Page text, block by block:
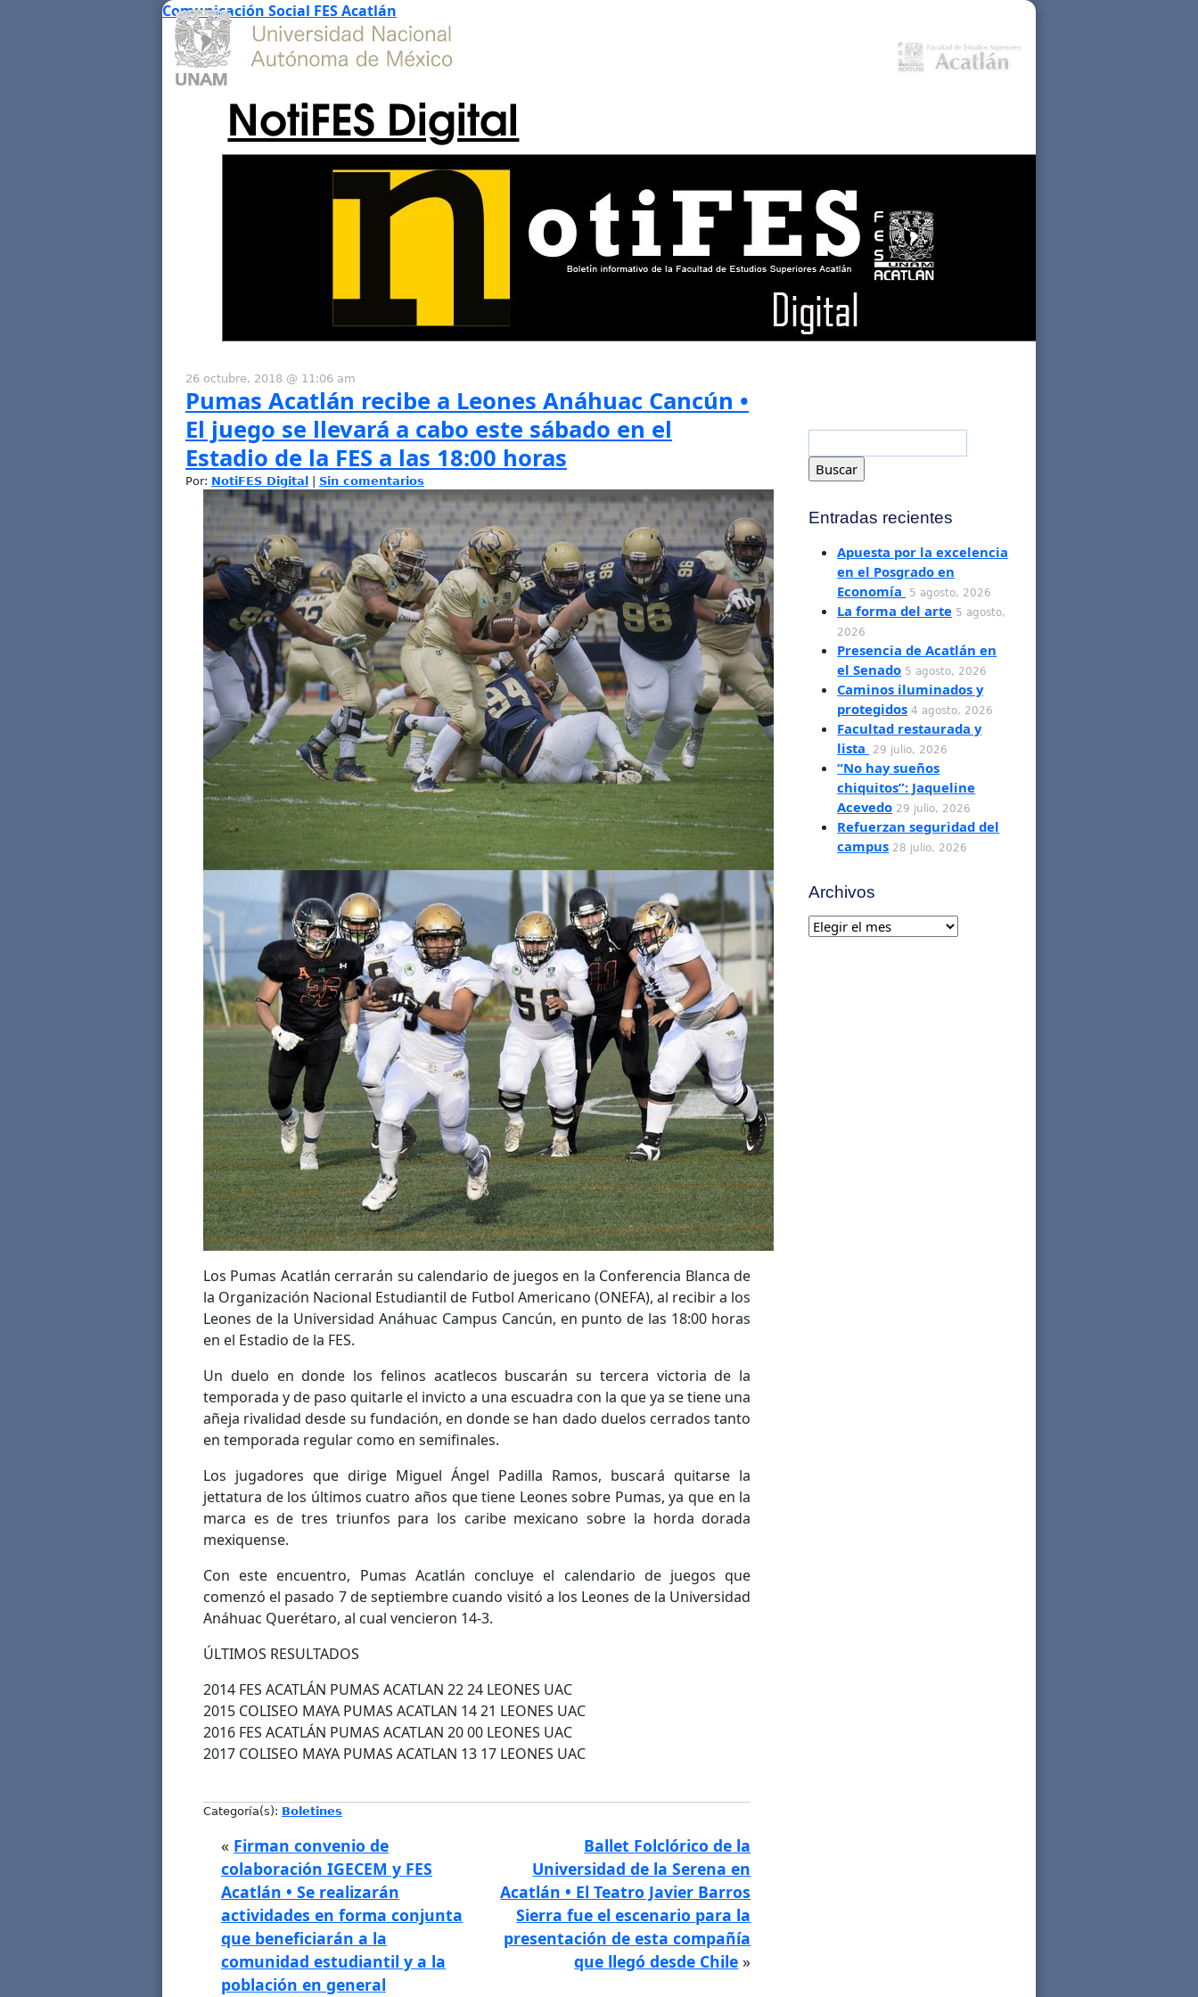
Comunicación Social FES Acatlán
NotiFES Digital
26 octubre, 2018 @ 11:06 am
Pumas Acatlán recibe a Leones Anáhuac Cancún •
El juego se llevará a cabo este sábado en el
Estadio de la FES a las 18:00 horas
Por: NotiFES Digital Sin comentarios
Los Pumas Acatlán cerrarán su calendario de juegos en la Conferencia Blanca de
la Organización Nacional Estudiantil de Futbol Americano (ONEFA), al recibir a los
Leones de la Universidad Anáhuac Campus Cancún, en punto de las 18:00 horas
en el Estadio de la FES.
Un duelo en donde los felinos acatlecos buscarán su tercera victoria de la
temporada y de paso quitarle el invicto a una escuadra con la que ya se tiene una
añeja rivalidad desde su fundación, en donde se han dado duelos cerrados tanto
en temporada regular como en semifinales.
Los jugadores que dirige Miguel Ángel Padilla Ramos, buscará quitarse la
jettatura de los últimos cuatro años que tiene Leones sobre Pumas, ya que en la
marca es de tres triunfos para los caribe mexicano sobre la horda dorada
mexiquense.
Con este encuentro, Pumas Acatlán concluye el calendario de juegos que
comenzó el pasado 7 de septiembre cuando visitó a los Leones de la Universidad
Anáhuac Querétaro, al cual vencieron 14-3.
ÚLTIMOS RESULTADOS
2014 FES ACATLÁN PUMAS ACATLAN 22 24 LEONES UAC
2015 COLISEO MAYA PUMAS ACATLAN 14 21 LEONES UAC
2016 FES ACATLÁN PUMAS ACATLAN 20 00 LEONES UAC
2017 COLISEO MAYA PUMAS ACATLAN 13 17 LEONES UAC
Categoría(s): Boletines
« Firman convenio de
colaboración IGECEM y FES
Acatlán • Se realizarán
actividades en forma conjunta
que beneficiarán a la
comunidad estudiantil y a la
población en general
Ballet Folclórico de la
Universidad de la Serena en
Acatlán • El Teatro Javier Barros
Sierra fue el escenario para la
presentación de esta compañía
que llegó desde Chile »
Entradas recientes
Apuesta por la excelencia
en el Posgrado en
Economía
5 agosto, 2026
La forma del arte 5 agosto,
2026
Presencia de Acatlán en
el Senado 5 agosto, 2026
Caminos iluminados y
protegidos 4 agosto, 2026
Facultad restaurada y
lista
29 julio, 2026
“No hay sueños
chiquitos”: Jaqueline
Acevedo 29 julio, 2026
Refuerzan seguridad del
campus 28 julio, 2026
Archivos
Archivos